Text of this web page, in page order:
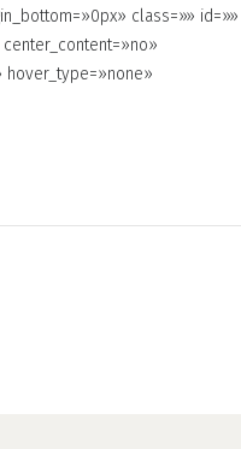
class=»» id=»»
hover_type=»none»